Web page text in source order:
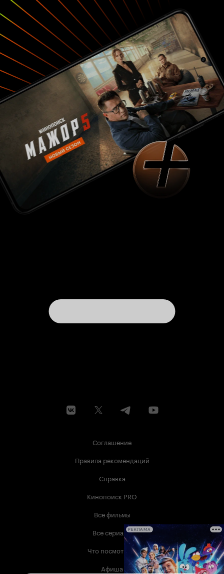
Соглашение
Правила рекомендаций
Справка
Кинопоиск PRO
Все фильмы
Все сериалы
Что посмотреть
Афиша
РЕКЛАМА